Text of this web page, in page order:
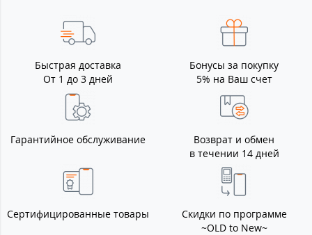
Быстрая доставка
От 1 до 3 дней
Бонусы за покупку
5% на Ваш счет
Гарантийное обслуживание
Возврат и обмен
в течении 14 дней
Сертифицированные товары
Скидки по программе
~OLD to New~